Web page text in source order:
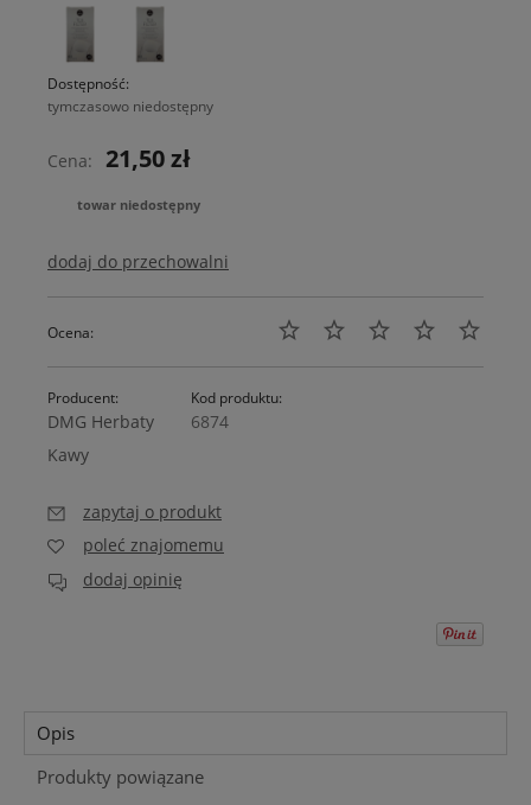
Dostępność:
tymczasowo niedostępny
Cena: 21,50 zł
towar niedostępny
dodaj do przechowalni
Ocena:
Producent:
DMG Herbaty
Kawy
Kod produktu:
6874
zapytaj o produkt
poleć znajomemu
dodaj opinię
Opis
Produkty powiązane